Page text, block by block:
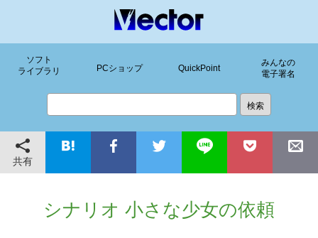
ソフト
ライブラリ
PCショップ QuickPoint
みんなの
電子署名
共有
シナリオ 小さな少女の依頼